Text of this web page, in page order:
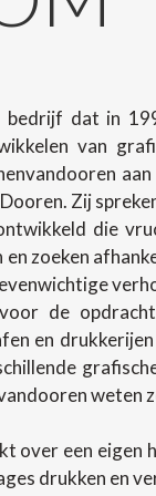
bedrijf dat in
van
Zij
die
zoeken
de
en drukkerijen
weten
over een
drukken en